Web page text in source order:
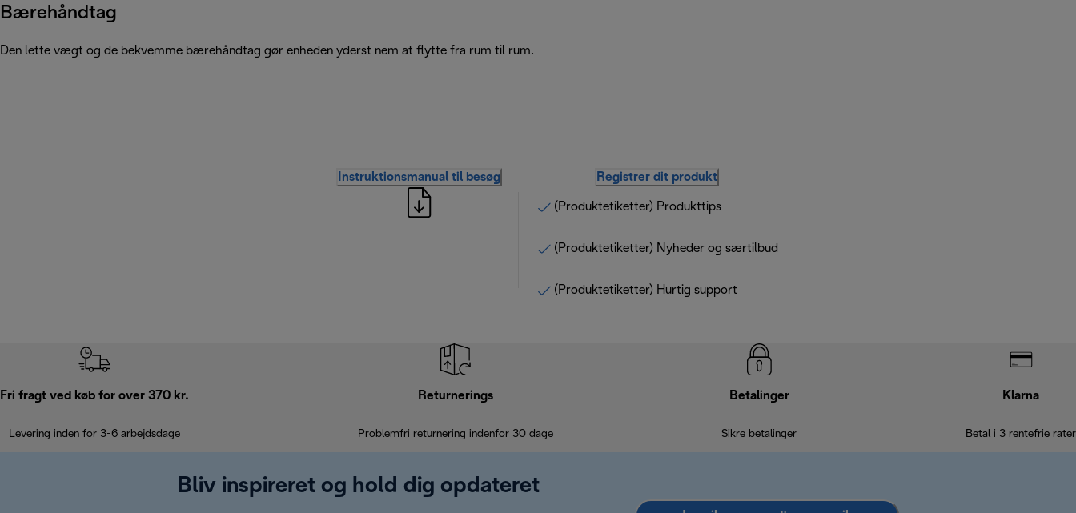
Bærehåndtag
Den lette vægt og de bekvemme bærehåndtag gør enheden yderst nem at flytte fra rum til rum.
Instruktionsmanual til besøg Registrer dit produkt
(Produktetiketter) Produkttips
(Produktetiketter) Nyheder og særtilbud
(Produktetiketter) Hurtig support
Fri fragt ved køb for over 370 kr.
Levering inden for 3-6 arbejdsdage
Returnerings
Problemfri returnering indenfor 30 dage
Betalinger
Sikre betalinger
Klarna
Betal i 3 rentefrie rater
Bliv inspireret og hold dig opdateret